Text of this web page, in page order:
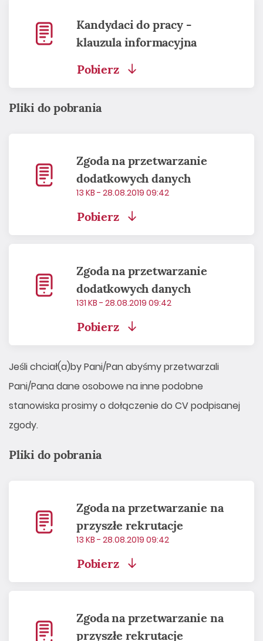
Kandydaci do pracy -
klauzula informacyjna
Pobierz
Pliki do pobrania
Zgoda na przetwarzanie
dodatkowych danych
13 KB - 28.08.2019 09:42
Pobierz
Zgoda na przetwarzanie
dodatkowych danych
131 KB - 28.08.2019 09:42
Pobierz
Jeśli chciał(a)by Pani/Pan abyśmy przetwarzali
Pani/Pana dane osobowe na inne podobne
stanowiska prosimy o dołączenie do CV podpisanej
zgody.
Pliki do pobrania
Zgoda na przetwarzanie na
przyszłe rekrutacje
13 KB - 28.08.2019 09:42
Pobierz
Zgoda na przetwarzanie na
przyszłe rekrutacje